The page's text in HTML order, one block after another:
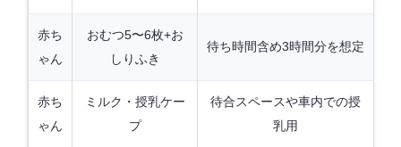
赤ち
ゃん
おむつ5〜6枚+お
しりふき
待ち時間含め3時間分を想定
赤ち
ゃん
ミルク・授乳ケー
プ
待合スペースや車内での授
乳用